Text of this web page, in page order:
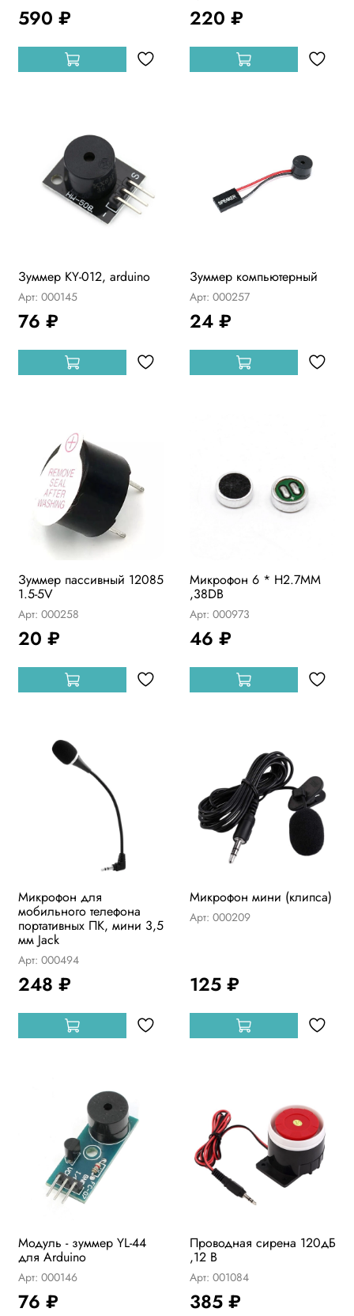
590 ₽ 220 ₽
Зуммер KY-012, arduino
Арт: 000145
76 ₽
Зуммер компьютерный
Арт: 000257
24 ₽
Зуммер пассивный 12085
1.5-5V
Арт: 000258
20 ₽
Микрофон 6 * H2.7MM
,38DB
Арт: 000973
46 ₽
Микрофон для
мобильного телефона
портативных ПК, мини 3,5
мм Jack
Арт: 000494
248 ₽
Микрофон мини (клипса)
Арт: 000209
125 ₽
Модуль - зуммер YL-44
для Arduino
Арт: 000146
76 ₽
Проводная сирена 120дБ
,12 В
Арт: 001084
385 ₽